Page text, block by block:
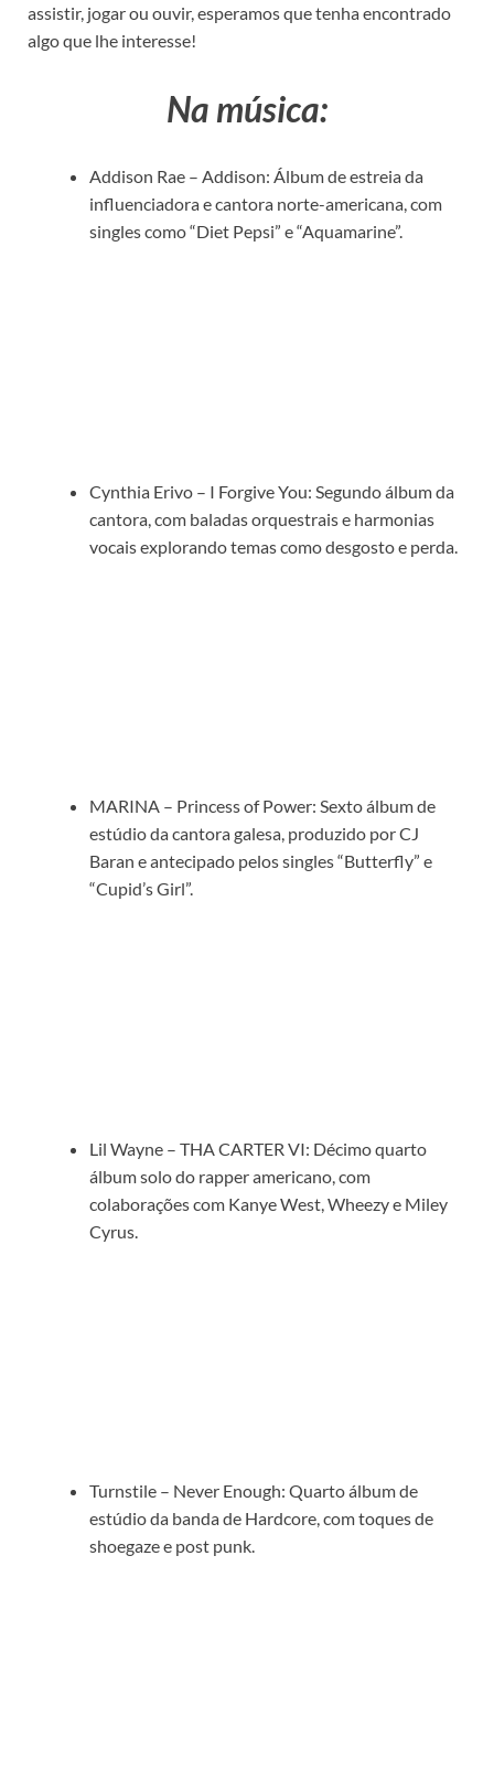
assistir, jogar ou ouvir, esperamos que tenha encontrado
algo que lhe interesse!
Na música:
Addison Rae – Addison: Álbum de estreia da
influenciadora e cantora norte-americana, com
singles como “Diet Pepsi” e “Aquamarine”.
Cynthia Erivo – I Forgive You: Segundo álbum da
cantora, com baladas orquestrais e harmonias
vocais explorando temas como desgosto e perda.
MARINA – Princess of Power: Sexto álbum de
estúdio da cantora galesa, produzido por CJ
Baran e antecipado pelos singles “Butterfly” e
“Cupid’s Girl”.
Lil Wayne – THA CARTER VI: Décimo quarto
álbum solo do rapper americano, com
colaborações com Kanye West, Wheezy e Miley
Cyrus.
Turnstile – Never Enough: Quarto álbum de
estúdio da banda de Hardcore, com toques de
shoegaze e post punk.